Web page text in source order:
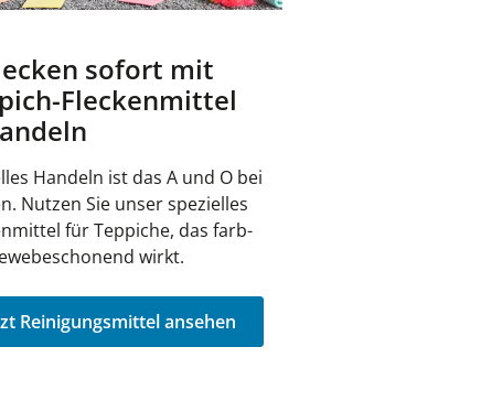
sofort mit
Fleckenmittel
Handeln ist das A und O bei
Nutzen Sie unser spezielles
für Teppiche, das farb-
wirkt.
Reinigungsmittel ansehen